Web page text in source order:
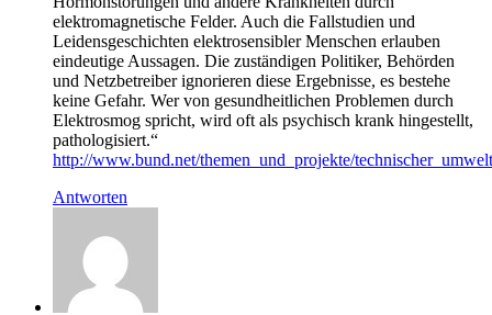
elektromagnetische Felder. Auch die Fallstudien und
Leidensgeschichten elektrosensibler Menschen erlauben
eindeutige Aussagen. Die zuständigen Politiker, Behörden
und Netzbetreiber ignorieren diese Ergebnisse, es bestehe
keine Gefahr. Wer von gesundheitlichen Problemen durch
Elektrosmog spricht, wird oft als psychisch krank hingestellt,
pathologisiert.“
http://www.bund.net/themen_und_projekte/
Antworten